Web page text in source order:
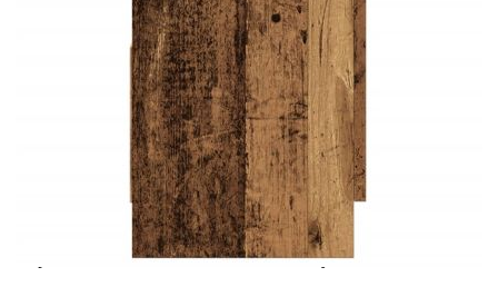
Предоставената таблица е с информационна цел.
Добавете продукта в количката си с бутона "Добави в
количката" и при поръчка ще можете да изберете броя
вноски на кредита.
Предоставената таблица е с информационна цел.
Добавете продукта в количката си с бутона "Добави в
количката" и при поръчка ще можете да изберете броя
вноски на кредита.
Когато плащате с NewPay, всъщност NewPay плаща
поръчката Ви вместо Вас. Вие я получавате и